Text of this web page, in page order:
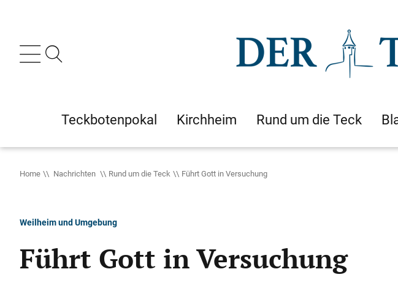
Teckbotenpokal Kirchheim Rund um die Teck
Home Nachrichten Rund um die Teck Führt Gott in Versuchung
Weilheim und Umgebung
Führt Gott in Versuchung